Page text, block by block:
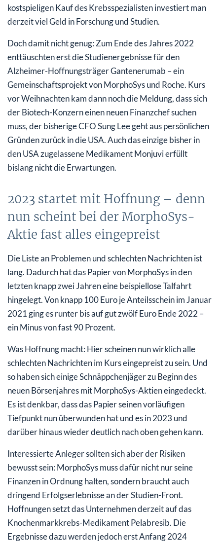
kostspieligen Kauf des Krebsspezialisten investiert man
derzeit viel Geld in Forschung und Studien.
Doch damit nicht genug: Zum Ende des Jahres 2022
enttäuschten erst die Studienergebnisse für den
Alzheimer-Hoffnungsträger Gantenerumab – ein
Gemeinschaftsprojekt von MorphoSys und Roche. Kurs
vor Weihnachten kam dann noch die Meldung, dass sich
der Biotech-Konzern einen neuen Finanzchef suchen
muss, der bisherige CFO Sung Lee geht aus persönlichen
Gründen zurück in die USA. Auch das einzige bisher in
den USA zugelassene Medikament Monjuvi erfüllt
bislang nicht die Erwartungen.
2023 startet mit Hoffnung – denn
nun scheint bei der MorphoSys-
Aktie fast alles eingepreist
Die Liste an Problemen und schlechten Nachrichten ist
lang. Dadurch hat das Papier von MorphoSys in den
letzten knapp zwei Jahren eine beispiellose Talfahrt
hingelegt. Von knapp 100 Euro je Anteilsschein im Januar
2021 ging es runter bis auf gut zwölf Euro Ende 2022 –
ein Minus von fast 90 Prozent.
Was Hoffnung macht: Hier scheinen nun wirklich alle
schlechten Nachrichten im Kurs eingepreist zu sein. Und
so haben sich einige Schnäppchenjäger zu Beginn des
neuen Börsenjahres mit MorphoSys-Aktien eingedeckt.
Es ist denkbar, dass das Papier seinen vorläufigen
Tiefpunkt nun überwunden hat und es in 2023 und
darüber hinaus wieder deutlich nach oben gehen kann.
Interessierte Anleger sollten sich aber der Risiken
bewusst sein: MorphoSys muss dafür nicht nur seine
Finanzen in Ordnung halten, sondern braucht auch
dringend Erfolgserlebnisse an der Studien-Front.
Hoffnungen setzt das Unternehmen derzeit auf das
Knochenmarkkrebs-Medikament Pelabresib. Die
Ergebnisse dazu werden jedoch erst Anfang 2024